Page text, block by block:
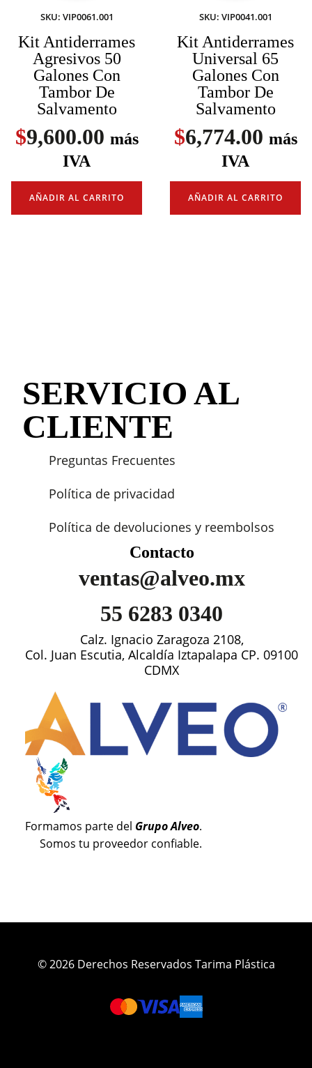
SKU: VIP0061.001
Kit Antiderrames
Agresivos 50
Galones Con
Tambor De
Salvamento
$9,600.00 más
IVA
AÑADIR AL CARRITO
SKU: VIP0041.001
Kit Antiderrames
Universal 65
Galones Con
Tambor De
Salvamento
$6,774.00 más
IVA
AÑADIR AL CARRITO
SERVICIO AL
CLIENTE
Preguntas Frecuentes
Política de privacidad
Política de devoluciones y reembolsos
Contacto
ventas@alveo.mx
55 6283 0340
Calz. Ignacio Zaragoza 2108,
Col. Juan Escutia, Alcaldía Iztapalapa CP. 09100
CDMX
Formamos parte del Grupo Alveo.
Somos tu proveedor confiable.
© 2026 Derechos Reservados Tarima Plástica